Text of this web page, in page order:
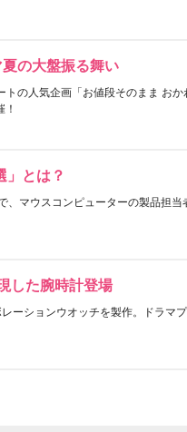
の大盤振る舞い
の人気企画「お値段そのまま おか
」とは？
、マウスコンピューターの製品担当
した腕時計登場
ーションウオッチを製作。ドラマ